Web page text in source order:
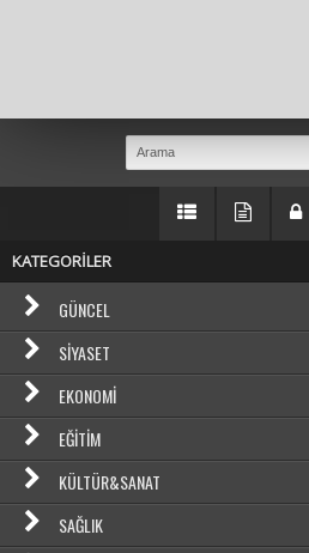
KATEGORİLER
GÜNCEL
SIYASET
EKONOMI
EĞITIM
KÜLTÜR&SANAT
SAĞLIK